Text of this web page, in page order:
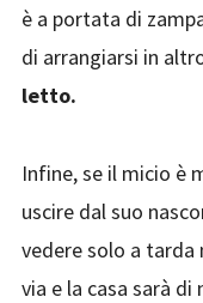
è a portata di
di arrangiarsi in
letto.
Infine, se il micio è
uscire dal suo
vedere solo a
via e la casa sarà di